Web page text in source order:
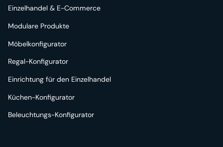
Einzelhandel & E-Commerce
Modulare Produkte
Möbelkonfigurator
Regal-Konfigurator
Einrichtung für den Einzelhandel
Küchen-Konfigurator
Beleuchtungs-Konfigurator